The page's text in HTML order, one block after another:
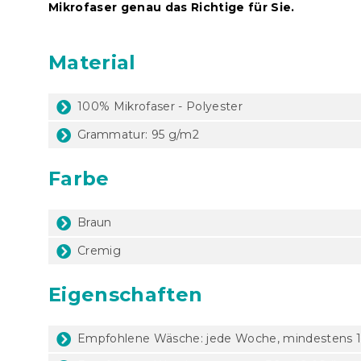
Mikrofaser genau das Richtige für Sie.
Material
100% Mikrofaser - Polyester
Grammatur: 95 g/m2
Farbe
Braun
Cremig
Eigenschaften
Empfohlene Wäsche: jede Woche, mindestens